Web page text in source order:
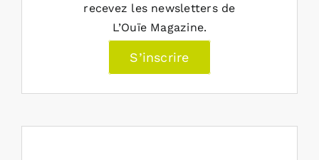
recevez les newsletters de
L’Ouïe Magazine.
S’inscrire